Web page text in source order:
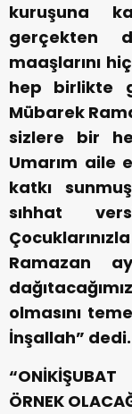
kuruşuna
gerçekten
maaşlarını
hep birlikte
Mübarek
sizlere bir
Umarım aile
katkı
sıhhat
Ramazan
olmasını
İnşallah” dedi.
ÖRNEK